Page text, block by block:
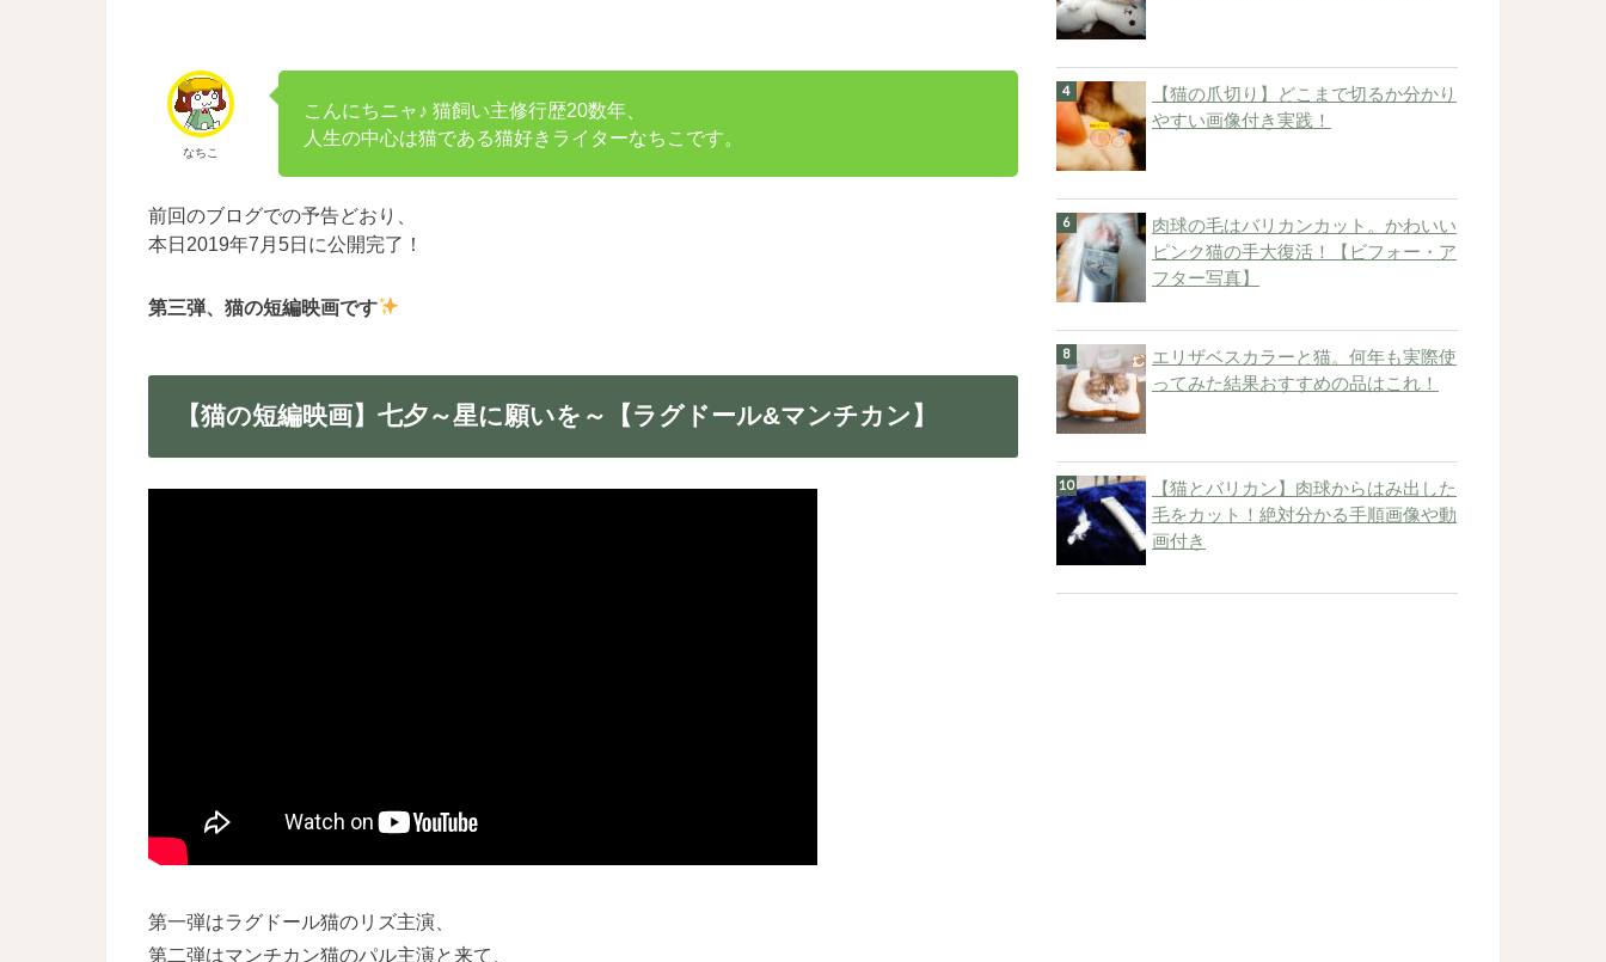
なちこ
こんにちニャ♪ 猫飼い主修行歴20数年、
人生の中心は猫である猫好きライターなちこです。
前回のブログでの予告どおり、
本日2019年7月5日に公開完了！
第三弾、猫の短編映画です
【猫の短編映画】七夕～星に願いを～【ラグドール&マンチカン】
第一弾はラグドール猫のリズ主演、
第二弾はマンチカン猫のパル主演と来て、
【猫の爪切り】どこまで切るか分かり
やすい画像付き実践！
肉球の毛はバリカンカット。かわいい
ピンク猫の手大復活！【ビフォー・ア
フター写真】
エリザベスカラーと猫。何年も実際使
ってみた結果おすすめの品はこれ！
【猫とバリカン】肉球からはみ出した
毛をカット！絶対分かる手順画像や動
画付き